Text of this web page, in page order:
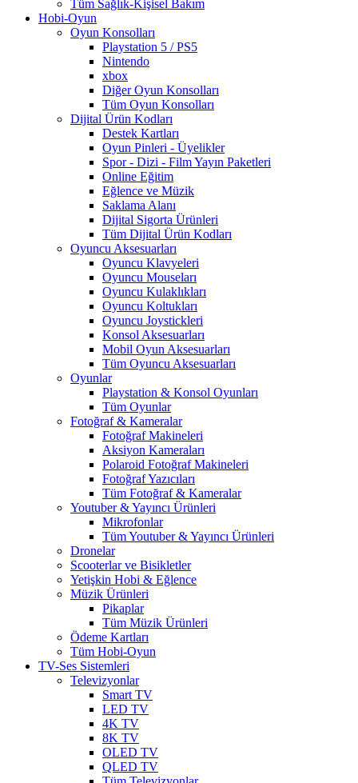
Tüm Sağlık-Kişisel Bakım
Hobi-Oyun
Oyun Konsolları
Playstation 5 / PS5
Nintendo
xbox
Diğer Oyun Konsolları
Tüm Oyun Konsolları
Dijital Ürün Kodları
Destek Kartları
Oyun Pinleri - Üyelikler
Spor - Dizi - Film Yayın Paketleri
Online Eğitim
Eğlence ve Müzik
Saklama Alanı
Dijital Sigorta Ürünleri
Tüm Dijital Ürün Kodları
Oyuncu Aksesuarları
Oyuncu Klavyeleri
Oyuncu Mouseları
Oyuncu Kulaklıkları
Oyuncu Koltukları
Oyuncu Joystickleri
Konsol Aksesuarları
Mobil Oyun Aksesuarları
Tüm Oyuncu Aksesuarları
Oyunlar
Playstation & Konsol Oyunları
Tüm Oyunlar
Fotoğraf & Kameralar
Fotoğraf Makineleri
Aksiyon Kameraları
Polaroid Fotoğraf Makineleri
Fotoğraf Yazıcıları
Tüm Fotoğraf & Kameralar
Youtuber & Yayıncı Ürünleri
Mikrofonlar
Tüm Youtuber & Yayıncı Ürünleri
Dronelar
Scooterlar ve Bisikletler
Yetişkin Hobi & Eğlence
Müzik Ürünleri
Pikaplar
Tüm Müzik Ürünleri
Ödeme Kartları
Tüm Hobi-Oyun
TV-Ses Sistemleri
Televizyonlar
Smart TV
LED TV
4K TV
8K TV
OLED TV
QLED TV